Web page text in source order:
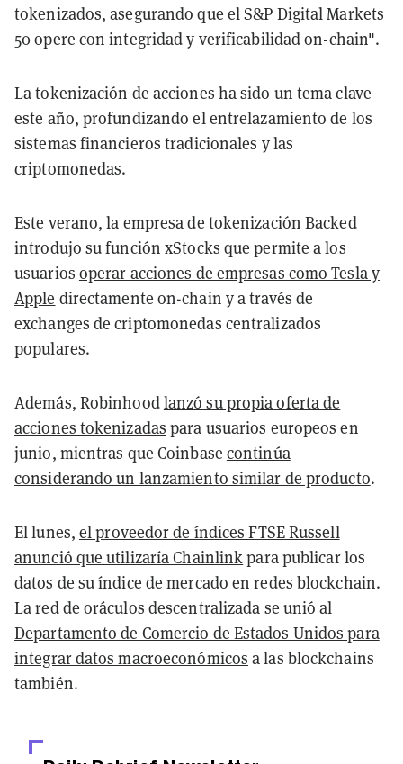
tokenizados, asegurando que el S&P Digital Markets
50 opere con integridad y verificabilidad on-chain".
La tokenización de acciones ha sido un tema clave
este año, profundizando el entrelazamiento de los
sistemas financieros tradicionales y las
criptomonedas.
Este verano, la empresa de tokenización Backed
introdujo su función xStocks que permite a los
usuarios operar acciones de empresas como Tesla y
Apple directamente on-chain y a través de
exchanges de criptomonedas centralizados
populares.
Además, Robinhoodlanzó su propia oferta de
acciones tokenizadas para usuarios europeos en
junio, mientras que Coinbase continúa
considerando un lanzamiento similar de producto.
El lunes, el proveedor de índices FTSE Russell
anunció que utilizaría Chainlinkpara publicar los
datos de su índice de mercado en redes blockchain.
La red de oráculos descentralizada se unió al
Departamento de Comercio de Estados Unidos para
integrar datos macroeconómicos a las blockchains
también.